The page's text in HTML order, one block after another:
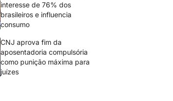
interesse de 76% dos
brasileiros e influencia
consumo
CNJ aprova fim da
aposentadoria compulsória
como punição máxima para
juízes